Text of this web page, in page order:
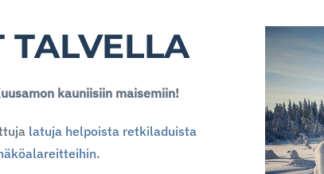
TALVELLA
kauniisiin maisemiin!
latuja helpoista retkiladuista
.